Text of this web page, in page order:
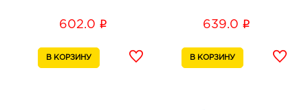
602.0 i 639.0 i